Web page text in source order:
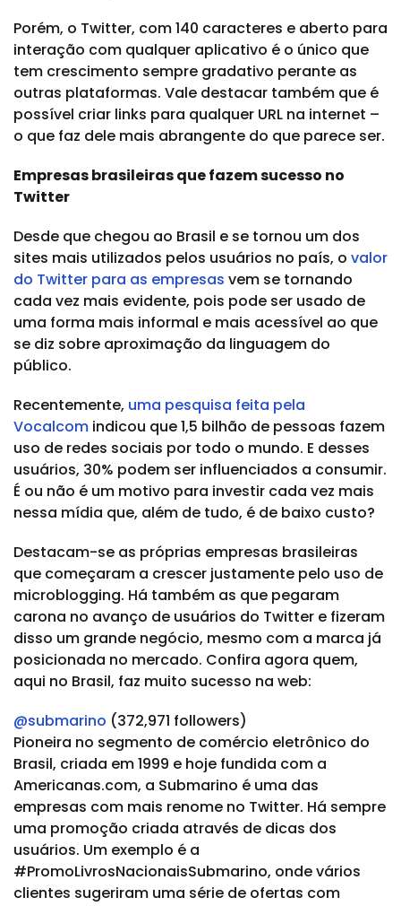
Porém, o Twitter, com 140 caracteres e aberto para
interação com qualquer aplicativo é o único que
tem crescimento sempre gradativo perante as
outras plataformas. Vale destacar também que é
possível criar links para qualquer URL na internet –
o que faz dele mais abrangente do que parece ser.
Empresas brasileiras que fazem sucesso no
Twitter
Desde que chegou ao Brasil e se tornou um dos
sites mais utilizados pelos usuários no país, o valor
do Twitter para as empresas vem se tornando
cada vez mais evidente, pois pode ser usado de
uma forma mais informal e mais acessível ao que
se diz sobre aproximação da linguagem do
público.
Recentemente, uma pesquisa feita pela
Vocalcom indicou que 1,5 bilhão de pessoas fazem
uso de redes sociais por todo o mundo. E desses
usuários, 30% podem ser influenciados a consumir.
É ou não é um motivo para investir cada vez mais
nessa mídia que, além de tudo, é de baixo custo?
Destacam-se as próprias empresas brasileiras
que começaram a crescer justamente pelo uso de
microblogging. Há também as que pegaram
carona no avanço de usuários do Twitter e fizeram
disso um grande negócio, mesmo com a marca já
posicionada no mercado. Confira agora quem,
aqui no Brasil, faz muito sucesso na web:
@submarino (372,971 followers)
Pioneira no segmento de comércio eletrônico do
Brasil, criada em 1999 e hoje fundida com a
Americanas.com, a Submarino é uma das
empresas com mais renome no Twitter. Há sempre
uma promoção criada através de dicas dos
usuários. Um exemplo é a
#PromoLivrosNacionaisSubmarino, onde vários
clientes sugeriram uma série de ofertas com